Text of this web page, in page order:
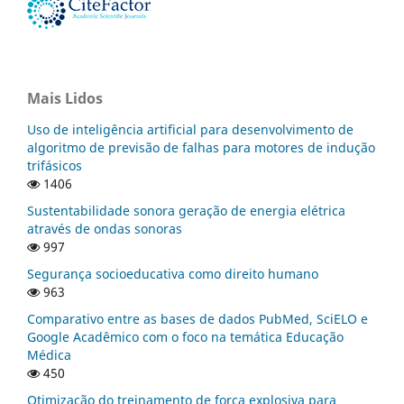
Mais Lidos
Uso de inteligência artificial para desenvolvimento de
algoritmo de previsão de falhas para motores de indução
trifásicos
1406
Sustentabilidade sonora geração de energia elétrica
através de ondas sonoras
997
Segurança socioeducativa como direito humano
963
Comparativo entre as bases de dados PubMed, SciELO e
Google Acadêmico com o foco na temática Educação
Médica
450
Otimização do treinamento de força explosiva para